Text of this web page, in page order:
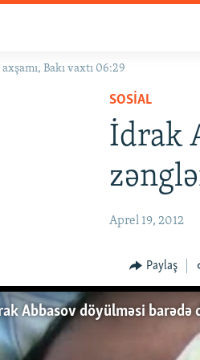
Bakı vaxtı 06:29
SOSIAL
İdrak
Aprel 19, 2012
Paylaş
Abbasov döyülməsi barədə